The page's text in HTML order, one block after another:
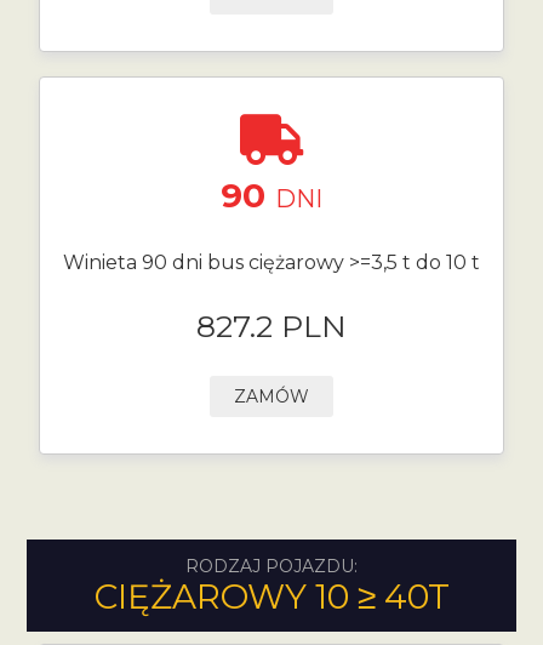
90 DNI
Winieta 90 dni bus ciężarowy >=3,5 t do 10 t
827.2 PLN
ZAMÓW
RODZAJ POJAZDU:
CIĘŻAROWY 10 ≥ 40T